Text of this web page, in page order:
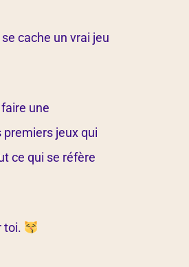
cache un vrai jeu
faire une
premiers jeux qui
ce qui se réfère
toi.